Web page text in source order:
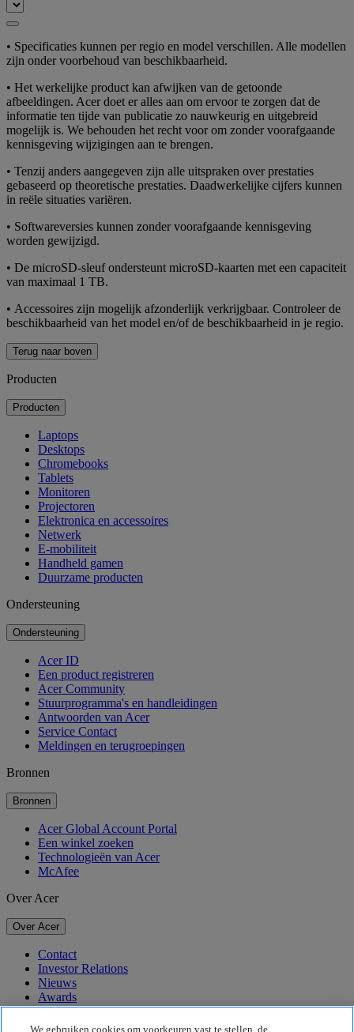
• Specificaties kunnen per regio en model verschillen. Alle modellen
zijn onder voorbehoud van beschikbaarheid.
• Het werkelijke product kan afwijken van de getoonde
afbeeldingen. Acer doet er alles aan om ervoor te zorgen dat de
informatie ten tijde van publicatie zo nauwkeurig en uitgebreid
mogelijk is. We behouden het recht voor om zonder voorafgaande
kennisgeving wijzigingen aan te brengen.
• Tenzij anders aangegeven zijn alle uitspraken over prestaties
gebaseerd op theoretische prestaties. Daadwerkelijke cijfers kunnen
in reële situaties variëren.
• Softwareversies kunnen zonder voorafgaande kennisgeving
worden gewijzigd.
• De microSD-sleuf ondersteunt microSD-kaarten met een capaciteit
van maximaal 1 TB.
• Accessoires zijn mogelijk afzonderlijk verkrijgbaar. Controleer de
beschikbaarheid van het model en/of de beschikbaarheid in je regio.
Terug naar boven
Producten
Producten
Laptops
Desktops
Chromebooks
Tablets
Monitoren
Projectoren
Elektronica en accessoires
Netwerk
E-mobiliteit
Handheld gamen
Duurzame producten
Ondersteuning
Ondersteuning
Acer ID
Een product registreren
Acer Community
Stuurprogramma's en handleidingen
Antwoorden van Acer
Service Contact
Meldingen en terugroepingen
Bronnen
Bronnen
Acer Global Account Portal
Een winkel zoeken
Technologieën van Acer
McAfee
Over Acer
Over Acer
Contact
Investor Relations
Nieuws
Awards
Evenementen
We gebruiken cookies om voorkeuren vast te stellen, de